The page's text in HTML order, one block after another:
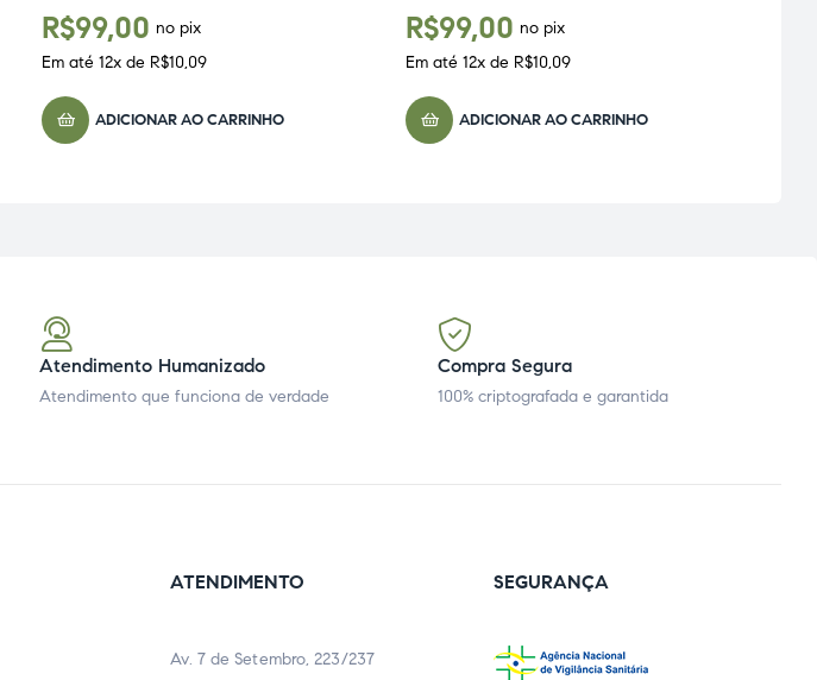
R$99,00 no pix
Em até 12x de R$10,09
ADICIONAR AO CARRINHO
R$99,00 no pix
Em até 12x de R$10,09
ADICIONAR AO CARRINHO
Atendimento Humanizado
Atendimento que funciona de verdade
Compra Segura
100% criptografada e garantida
ATENDIMENTO
Av. 7 de Setembro, 223/237
SEGURANÇA